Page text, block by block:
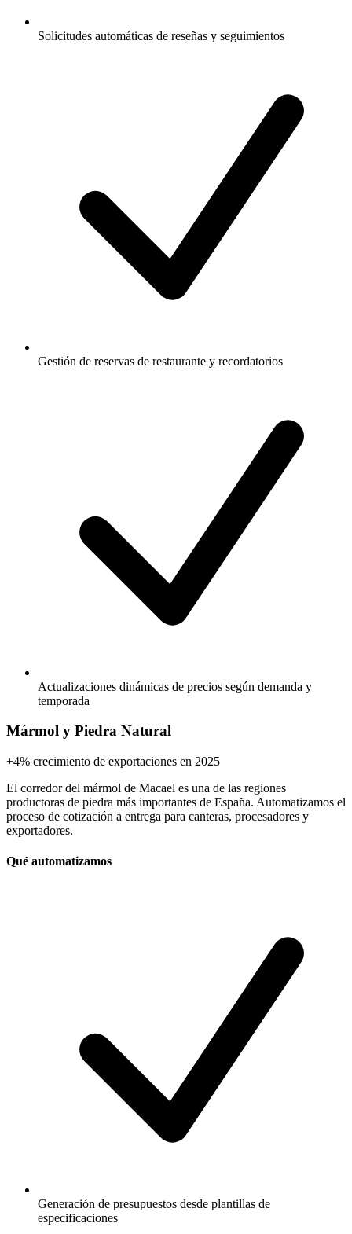
Solicitudes automáticas de reseñas y seguimientos
Gestión de reservas de restaurante y recordatorios
Actualizaciones dinámicas de precios según demanda y
temporada
Mármol y Piedra Natural
+4% crecimiento de exportaciones en 2025
El corredor del mármol de Macael es una de las regiones
productoras de piedra más importantes de España. Automatizamos el
proceso de cotización a entrega para canteras, procesadores y
exportadores.
Qué automatizamos
Generación de presupuestos desde plantillas de
especificaciones